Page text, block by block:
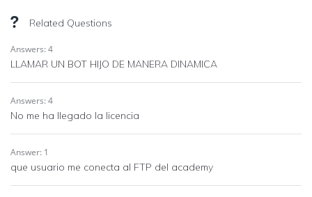
Related Questions
Answers: 4
LLAMAR UN BOT HIJO DE MANERA DINAMICA
Answers: 4
No me ha llegado la licencia
Answer: 1
que usuario me conecta al FTP del academy